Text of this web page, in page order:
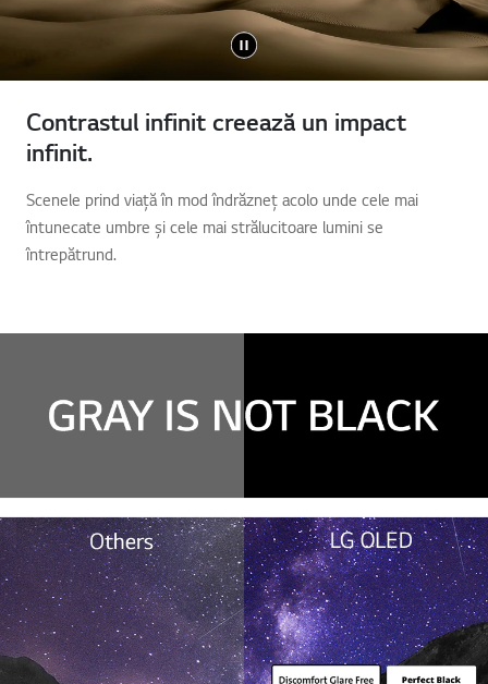
Contrastul infinit creează un impact
infinit.
Scenele prind viață în mod îndrăzneț acolo unde cele mai
întunecate umbre și cele mai strălucitoare lumini se
întrepătrund.